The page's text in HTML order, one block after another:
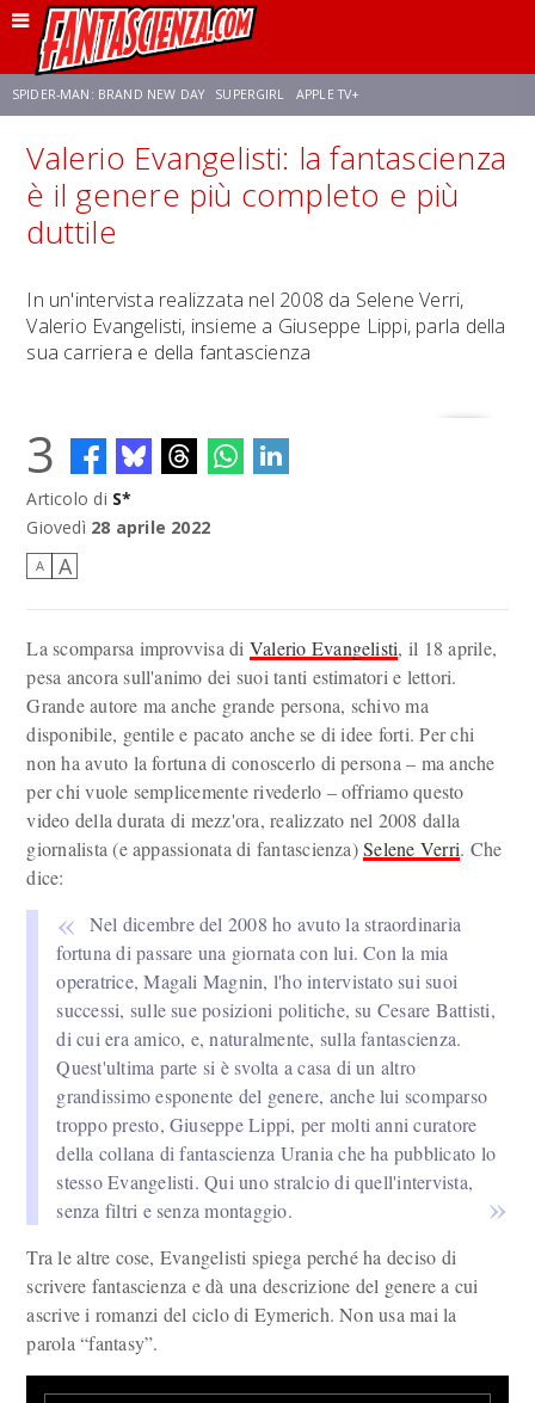
SPIDER-MAN: BRAND NEW DAY SUPERGIRL APPLE TV+
FRANCO RICCIARDIELLO ZENDAYA STAR TREK AVENGERS: DOOMSDAY
Valerio Evangelisti: la fantascienza
è il genere più completo e più
duttile
In un'intervista realizzata nel 2008 da Selene Verri,
Valerio Evangelisti, insieme a Giuseppe Lippi, parla della
sua carriera e della fantascienza
3
Articolo di S*
Giovedì 28 aprile 2022
A A
La scomparsa improvvisa di Valerio Evangelisti, il 18 aprile,
pesa ancora sull'animo dei suoi tanti estimatori e lettori.
Grande autore ma anche grande persona, schivo ma
disponibile, gentile e pacato anche se di idee forti. Per chi
non ha avuto la fortuna di conoscerlo di persona – ma anche
per chi vuole semplicemente rivederlo – offriamo questo
video della durata di mezz'ora, realizzato nel 2008 dalla
giornalista (e appassionata di fantascienza)Selene Verri. Che
dice:
Nel dicembre del 2008 ho avuto la straordinaria
fortuna di passare una giornata con lui. Con la mia
operatrice, Magali Magnin, l'ho intervistato sui suoi
successi, sulle sue posizioni politiche, su Cesare Battisti,
di cui era amico, e, naturalmente, sulla fantascienza.
Quest'ultima parte si è svolta a casa di un altro
grandissimo esponente del genere, anche lui scomparso
troppo presto, Giuseppe Lippi, per molti anni curatore
della collana di fantascienza Urania che ha pubblicato lo
stesso Evangelisti. Qui uno stralcio di quell'intervista,
senza filtri e senza montaggio.
Tra le altre cose, Evangelisti spiega perché ha deciso di
scrivere fantascienza e dà una descrizione del genere a cui
ascrive i romanzi del ciclo di Eymerich. Non usa mai la
parola “fantasy”.